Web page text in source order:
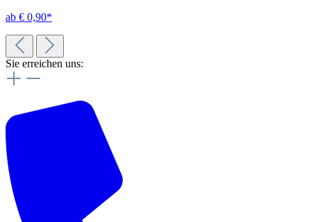
ab € 0,90*
Sie erreichen uns: